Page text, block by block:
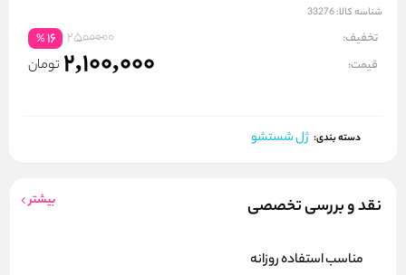
شناسه کالا:33276
تخفیف: 2500000
16
%
قیمت: 2,100,000 تومان
دسته بندی: ژل شستشو
نقد و بررسی تخصصی بیشتر
مناسب استفاده روزانه